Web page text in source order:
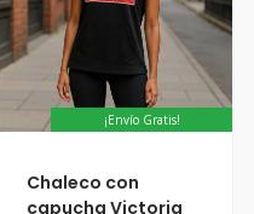
¡Envío Gratis!
Chaleco con
capucha Victoria